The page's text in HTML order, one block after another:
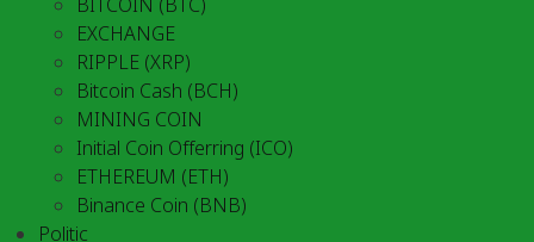
BITCOIN (BTC)
EXCHANGE
RIPPLE (XRP)
Bitcoin Cash (BCH)
MINING COIN
Initial Coin Offerring (ICO)
ETHEREUM (ETH)
Binance Coin (BNB)
Politic